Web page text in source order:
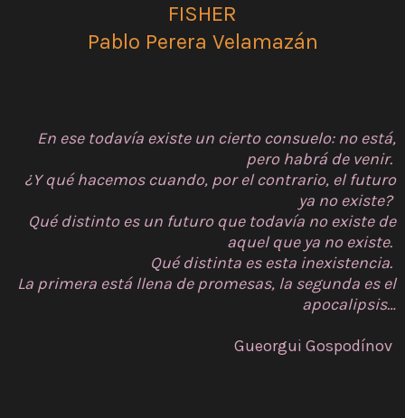
FISHER
Pablo Perera Velamazán
En ese todavía existe un cierto consuelo: no está,
pero habrá de venir.
¿Y qué hacemos cuando, por el contrario, el futuro
ya no existe?
Qué distinto es un futuro que todavía no existe de
aquel que ya no existe.
Qué distinta es esta inexistencia.
La primera está llena de promesas, la segunda es el
apocalipsis…
Gueorgui Gospodínov